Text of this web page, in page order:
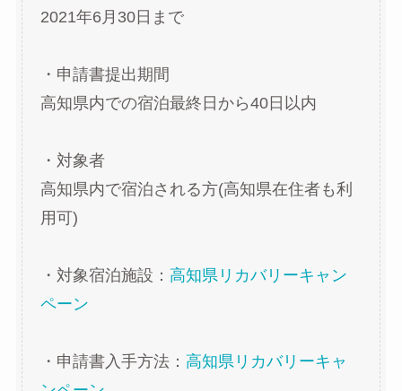
2021年6月30日まで
・申請書提出期間
高知県内での宿泊最終日から40日以内
・対象者
高知県内で宿泊される方(高知県在住者も利
用可)
・対象宿泊施設： 高知県リカバリーキャン
ペーン
・申請書入手方法： 高知県リカバリーキャ